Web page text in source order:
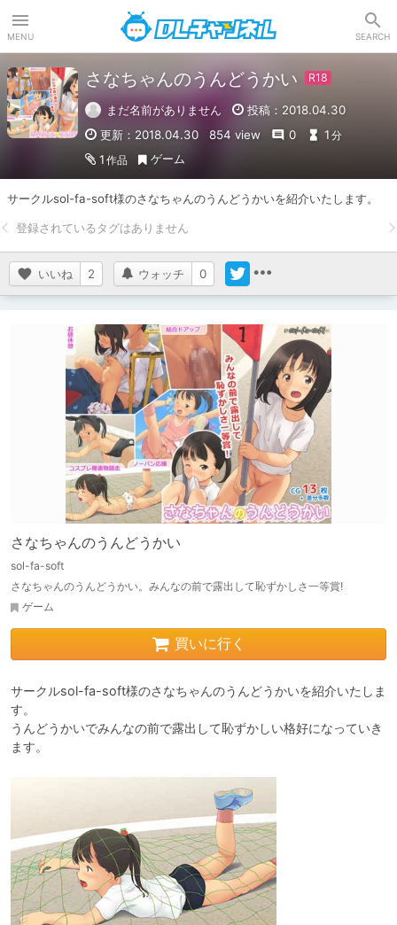
MENU SEARCH
さなちゃんのうんどうかい
まだ名前がありません
投稿：2018.04.30
更新：2018.04.30
854 view 0 1 分
1 作品 ゲーム
サークルsol-fa-soft様のさなちゃんのうんどうかいを紹介いたします。
いいね 2 ウォッチ 0
さなちゃんのうんどうかい
sol-fa-soft
さなちゃんのうんどうかい。みんなの前で露出して恥ずかしさ一等賞!
ゲーム
買いに行く
サークルsol-fa-soft様のさなちゃんのうんどうかいを紹介いたしま
す。
うんどうかいでみんなの前で露出して恥ずかしい格好になっていき
ます。